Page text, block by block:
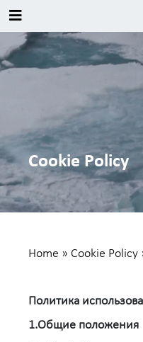
Cookie Policy
Home » Cookie Policy
Политика
1.Общие положения